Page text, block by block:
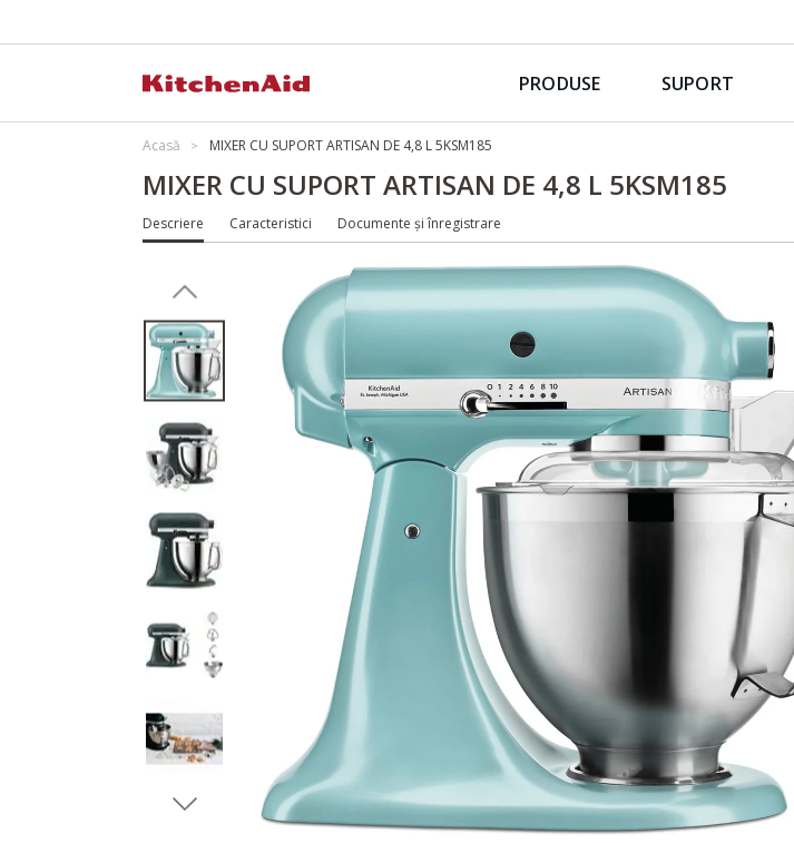
PRODUSE SUPORT
Acasă MIXER CU SUPORT ARTISAN DE 4,8 L 5KSM185
MIXER CU SUPORT ARTISAN DE 4,8 L 5KSM185
Descriere Caracteristici Documente și înregistrare